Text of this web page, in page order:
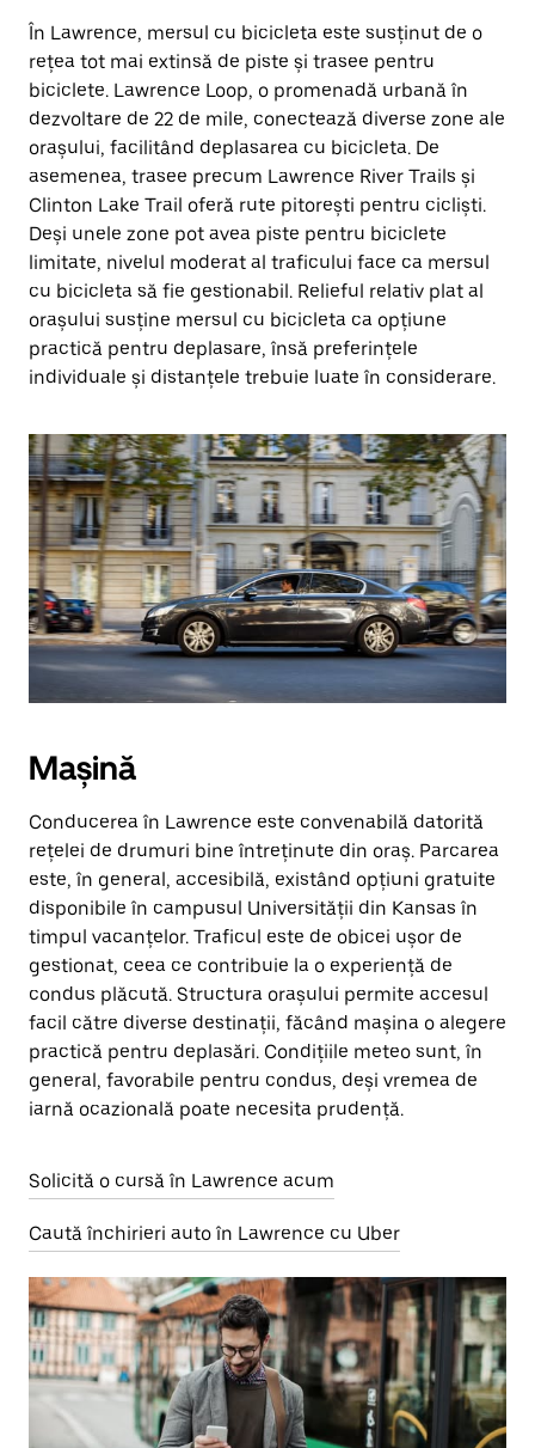
În Lawrence, mersul cu bicicleta este susținut de o
rețea tot mai extinsă de piste și trasee pentru
biciclete. Lawrence Loop, o promenadă urbană în
dezvoltare de 22 de mile, conectează diverse zone ale
orașului, facilitând deplasarea cu bicicleta. De
asemenea, trasee precum Lawrence River Trails și
Clinton Lake Trail oferă rute pitorești pentru cicliști.
Deși unele zone pot avea piste pentru biciclete
limitate, nivelul moderat al traficului face ca mersul
cu bicicleta să fie gestionabil. Relieful relativ plat al
orașului susține mersul cu bicicleta ca opțiune
practică pentru deplasare, însă preferințele
individuale și distanțele trebuie luate în considerare.
Mașină
Conducerea în Lawrence este convenabilă datorită
rețelei de drumuri bine întreținute din oraș. Parcarea
este, în general, accesibilă, existând opțiuni gratuite
disponibile în campusul Universității din Kansas în
timpul vacanțelor. Traficul este de obicei ușor de
gestionat, ceea ce contribuie la o experiență de
condus plăcută. Structura orașului permite accesul
facil către diverse destinații, făcând mașina o alegere
practică pentru deplasări. Condițiile meteo sunt, în
general, favorabile pentru condus, deși vremea de
iarnă ocazională poate necesita prudență.
Solicită o cursă în Lawrence acum
Caută închirieri auto în Lawrence cu Uber